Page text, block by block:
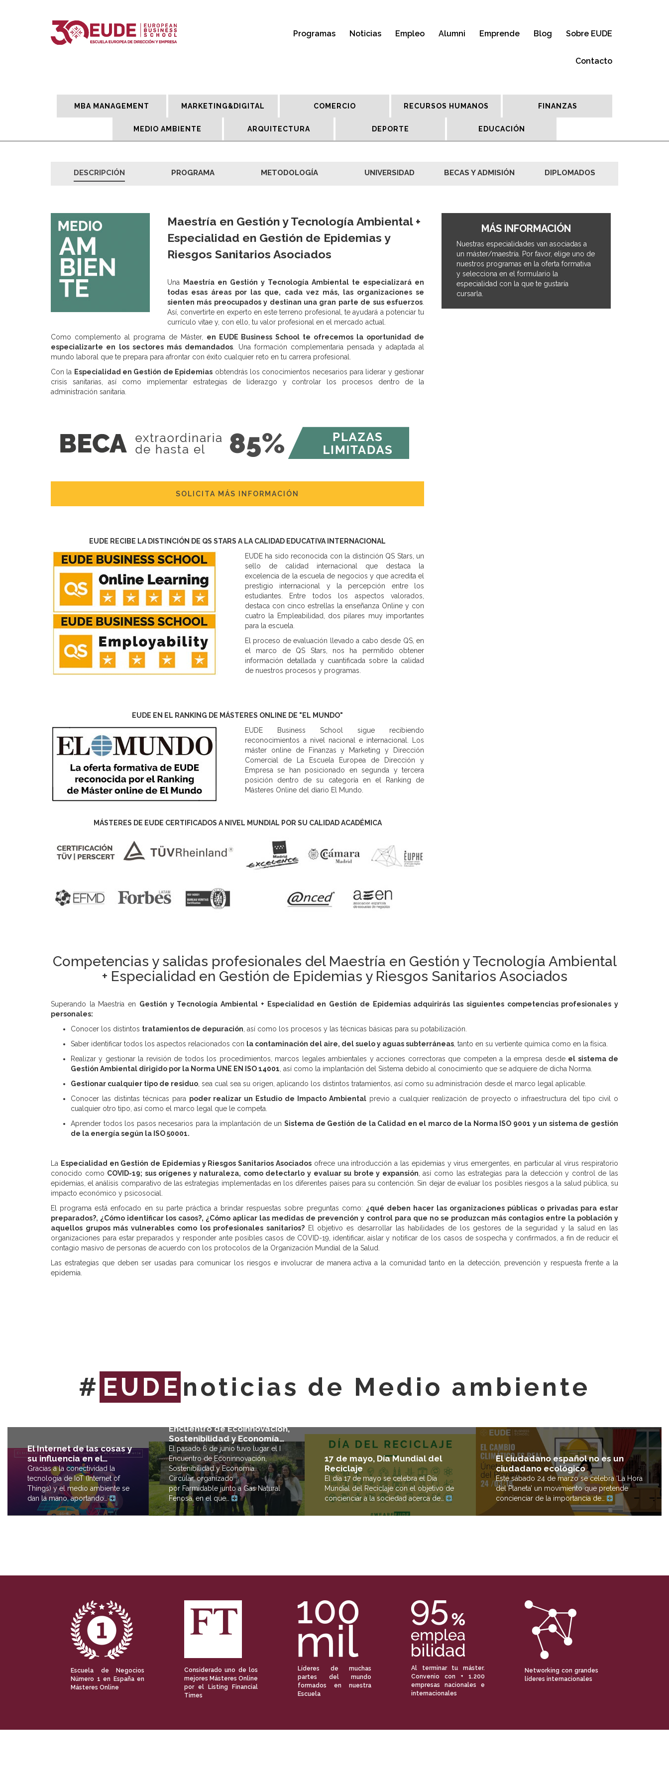
Programas Noticias Empleo Alumni Emprende Blog Sobre EUDE
Contacto
MBA MANAGEMENT MARKETING&DIGITAL COMERCIO RECURSOS HUMANOS FINANZAS
MEDIO AMBIENTE ARQUITECTURA DEPORTE EDUCACIÓN
DESCRIPCIÓN PROGRAMA METODOLOGÍA UNIVERSIDAD BECAS Y ADMISIÓN DIPLOMADOS
Maestría en Gestión y Tecnología Ambiental +
Especialidad en Gestión de Epidemias y
Riesgos Sanitarios Asociados
Una
Maestría en Gestión y Tecnología Ambiental te especializará en
todas esas áreas por las que, cada vez más, las organizaciones se
sienten más preocupados y destinan una gran parte de sus esfuerzos
Así, convertirte en experto en este terreno profesional, te ayudará a potenciar tu
currículo vitae y, con ello, tu valor profesional en el mercado actual.
Como complemento al programa de Máster, en EUDE Business School te ofrecemos la oportunidad de
especializarte en los sectores más demandados . Una formación complementaria pensada y adaptada al
mundo laboral que te prepara para afrontar con éxito cualquier reto en tu carrera profesional.
Con la Especialidad en Gestión de Epidemias obtendrás los conocimientos necesarios para liderar y gestionar
crisis sanitarias, así como implementar estrategias de liderazgo y controlar los procesos dentro de la
administración sanitaria.
SOLICITA MÁS INFORMACIÓN
EUDE RECIBE LA DISTINCIÓN DE QS STARS A LA CALIDAD EDUCATIVA INTERNACIONAL
EUDE ha sido reconocida con la distinción QS Stars, un
sello de calidad internacional que destaca la
excelencia de la escuela de negocios y que acredita el
prestigio internacional y la percepción entre los
estudiantes. Entre todos los aspectos valorados,
destaca con cinco estrellas la enseñanza Online y con
cuatro la Empleabilidad, dos pilares muy importantes
para la escuela.
El proceso de evaluación llevado a cabo desde QS, en
el marco de QS Stars, nos ha permitido obtener
información detallada y cuantificada sobre la calidad
de nuestros procesos y programas.
EUDE EN EL RANKING DE MÁSTERES ONLINE DE "EL MUNDO"
EUDE Business School sigue recibiendo
reconocimientos a nivel nacional e internacional. Los
máster online de Finanzas y Marketing y Dirección
Comercial de La Escuela Europea de Dirección y
Empresa se han posicionado en segunda y tercera
posición dentro de su categoría en el Ranking de
Másteres Online del diario El Mundo.
MÁSTERES DE EUDE CERTIFICADOS A NIVEL MUNDIAL POR SU CALIDAD ACADÉMICA
MÁS INFORMACIÓN
Nuestras especialidades van asociadas a
un máster/maestría. Por favor, elige uno de
nuestros programas en la oferta formativa
y selecciona en el formulario la
especialidad con la que te gustaría
cursarla.
Competencias y salidas profesionales del Maestría en Gestión y Tecnología Ambiental
+ Especialidad en Gestión de Epidemias y Riesgos Sanitarios Asociados
Superando la Maestría en Gestión y Tecnología Ambiental + Especialidad en Gestión de Epidemias adquirirás las siguientes competencias profesionales y
personales:
Conocer los distintos tratamientos de depuración , así como los procesos y las técnicas básicas para su potabilización.
Saber identificar todos los aspectos relacionados con la contaminación del aire, del suelo y aguas subterráneas , tanto en su vertiente química como en la física.
Realizar y gestionar la revisión de todos los procedimientos, marcos legales ambientales y acciones correctoras que competen a la empresa desde el sistema de
Gestión Ambiental dirigido por la Norma UNE EN ISO 14001 , así como la implantación del Sistema debido al conocimiento que se adquiere de dicha Norma.
Gestionar cualquier tipo de residuo , sea cual sea su origen, aplicando los distintos tratamientos, así como su administración desde el marco legal aplicable.
Conocer las distintas técnicas para poder realizar un Estudio de Impacto Ambiental previo a cualquier realización de proyecto o infraestructura del tipo civil o
cualquier otro tipo, así como el marco legal que le competa.
Aprender todos los pasos necesarios para la implantación de unSistema de Gestión de la Calidad en el marco de la Norma ISO 9001 y un sistema de gestión
de la energía según la ISO 50001.
La Especialidad en Gestión de Epidemias y Riesgos Sanitarios Asociados ofrece una introducción a las epidemias y virus emergentes, en particular al virus respiratorio
conocido como COVID-19; sus orígenes y naturaleza, como detectarlo y evaluar su brote y expansión , así como las estrategias para la detección y control de las
epidemias, el análisis comparativo de las estrategias implementadas en los diferentes países para su contención. Sin dejar de evaluar los posibles riesgos a la salud pública, su
impacto económico y psicosocial.
El programa está enfocado en su parte práctica a brindar respuestas sobre preguntas como: ¿qué deben hacer las organizaciones públicas o privadas para estar
preparados?, ¿Cómo identificar los casos?, ¿Cómo aplicar las medidas de prevención y control para que no se produzcan más contagios entre la población y
aquellos grupos más vulnerables como los profesionales sanitarios?El objetivo es desarrollar las habilidades de los gestores de la seguridad y la salud en las
organizaciones para estar preparados y responder ante posibles casos de COVID-19, identificar, aislar y notificar de los casos de sospecha y confirmados, a fin de reducir el
contagio masivo de personas de acuerdo con los protocolos de la Organización Mundial de la Salud.
Las estrategias que deben ser usadas para comunicar los riesgos e involucrar de manera activa a la comunidad tanto en la detección, prevención y respuesta frente a la
epidemia.
# EUDE noticias de Medio ambiente
El Internet de las cosas y
su influencia en el…
Gracias a la conectividad la
tecnología de IoT (Internet of
Things) y el medio ambiente se
dan la mano, aportando…
Encuentro de Ecoinnovación,
Sostenibilidad y Economía…
El pasado 6 de junio tuvo lugar el I
Encuentro de Econinnovación,
Sostenibilidad y Economía
Circular, organizado
por Farmidable junto a Gas Natural
Fenosa, en el que…
17 de mayo, Día Mundial del
Reciclaje
El día 17 de mayo se celebra el Día
Mundial del Reciclaje con el objetivo de
concienciar a la sociedad acerca de…
El ciudadano español no es un
ciudadano ecológico
Este sábado 24 de marzo se celebra ‘La Hora
del Planeta’ un movimiento que pretende
concienciar de la importancia de…
Escuela de Negocios
Número 1 en España en
Másteres Online
Considerado uno de los
mejores Másteres Online
por el Listing Financial
Times
Líderes de muchas
partes del mundo
formados en nuestra
Escuela
Al terminar tu máster.
Convenio con + 1.200
empresas nacionales e
internacionales
Networking con grandes
líderes internacionales